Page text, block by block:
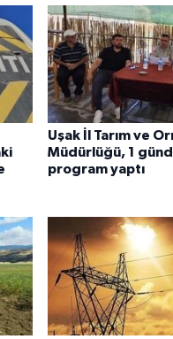
Uşak İl Tarım ve
Müdürlüğü, 1
program yaptı